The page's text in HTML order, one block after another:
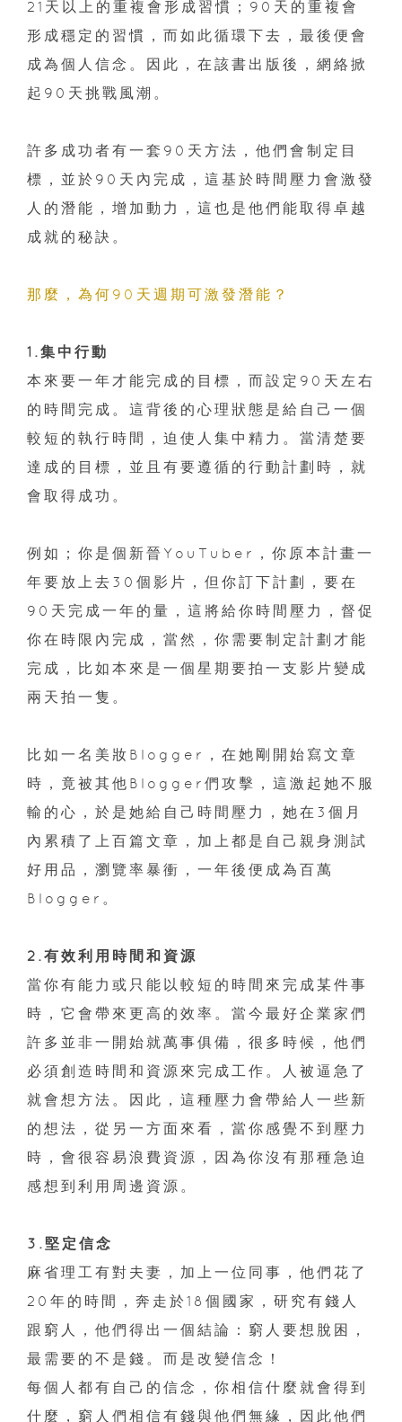
21天以上的重複會形成習慣；90天的重複會
形成穩定的習慣，而如此循環下去，最後便會
成為個人信念。因此，在該書出版後，網絡掀
起90天挑戰風潮。
許多成功者有一套90天方法，他們會制定目
標，並於90天內完成，這基於時間壓力會激發
人的潛能，增加動力，這也是他們能取得卓越
成就的秘訣。
那麼，為何90天週期可激發潛能？
1.集中行動
本來要一年才能完成的目標，而設定90天左右
的時間完成。這背後的心理狀態是給自己一個
較短的執行時間，迫使人集中精力。當清楚要
達成的目標，並且有要遵循的行動計劃時，就
會取得成功。
例如；你是個新晉YouTuber，你原本計畫一
年要放上去30個影片，但你訂下計劃，要在
90天完成一年的量，這將給你時間壓力，督促
你在時限內完成，當然，你需要制定計劃才能
完成，比如本來是一個星期要拍一支影片變成
兩天拍一隻。
比如一名美妝Blogger，在她剛開始寫文章
時，竟被其他Blogger們攻擊，這激起她不服
輸的心，於是她給自己時間壓力，她在3個月
內累積了上百篇文章，加上都是自己親身測試
好用品，瀏覽率暴衝，一年後便成為百萬
Blogger。
2.有效利用時間和資源
當你有能力或只能以較短的時間來完成某件事
時，它會帶來更高的效率。當今最好企業家們
許多並非一開始就萬事俱備，很多時候，他們
必須創造時間和資源來完成工作。人被逼急了
就會想方法。因此，這種壓力會帶給人一些新
的想法，從另一方面來看，當你感覺不到壓力
時，會很容易浪費資源，因為你沒有那種急迫
感想到利用周邊資源。
3.堅定信念
麻省理工有對夫妻，加上一位同事，他們花了
20年的時間，奔走於18個國家，研究有錢人
跟窮人，他們得出一個結論：窮人要想脫困，
最需要的不是錢。而是改變信念！
每個人都有自己的信念，你相信什麼就會得到
什麼，窮人們相信有錢與他們無緣，因此他們